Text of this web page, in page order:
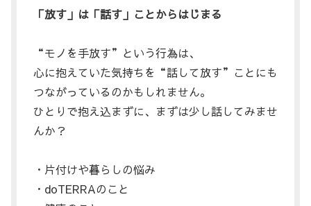
「放す」は「話す」ことからはじまる
“モノを手放す”という行為は、
心に抱えていた気持ちを“話して放す”ことにも
つながっているのかもしれません。
ひとりで抱え込まずに、まずは少し話してみませ
んか？
・片付けや暮らしの悩み
・doTERRAのこと